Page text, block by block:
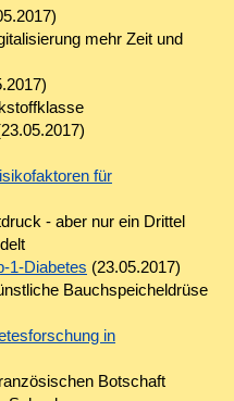
mehr Zeit und
für
- aber nur ein Drittel
1-Diabetes (23.05.2017)
Bauchspeicheldrüse
in
Botschaft